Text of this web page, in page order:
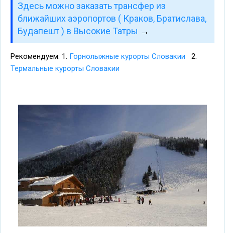
Здесь можно заказать трансфер из
ближайших аэропортов ( Краков, Братислава,
Будапешт ) в Высокие Татры →
Рекомендуем: 1. Горнолыжные курорты Словакии 2.
Термальные курорты Словакии